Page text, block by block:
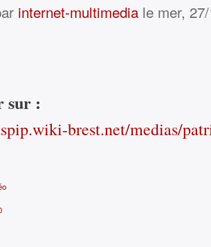
internet-multimedia le mer,
sur :
brest.net/medias/